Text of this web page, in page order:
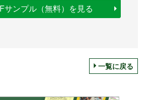
サンプル（無料）を見る
一覧に戻る